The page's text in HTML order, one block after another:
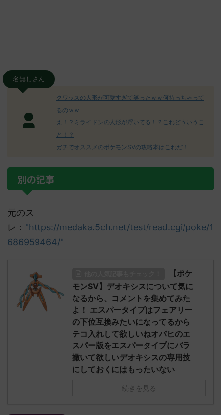
名無しさん
クワッスの人形が可愛すぎて笑ったｗｗ何持っちゃって
るのｗｗ
え！？ミライドンの人形が浮いてる！？これどういうこ
と！？
ガチでオススメのポケモンSVの攻略本はこれだ！
別の記事
元のス
レ： "https://medaka.5ch.net/test/read.cgi/poke/1
686959464/"
【ポケ
モンSV】デオキシスについて気に
なるから、コメントを集めてみた
よ！ エスパータイプはフェアリー
の下位互換みたいになってるから
テコ入れして欲しいねオバヒのエ
スパー版をエスパータイプにバラ
撒いて欲しいデオキシスの専用技
にしておくにはもったいない
続きを見る